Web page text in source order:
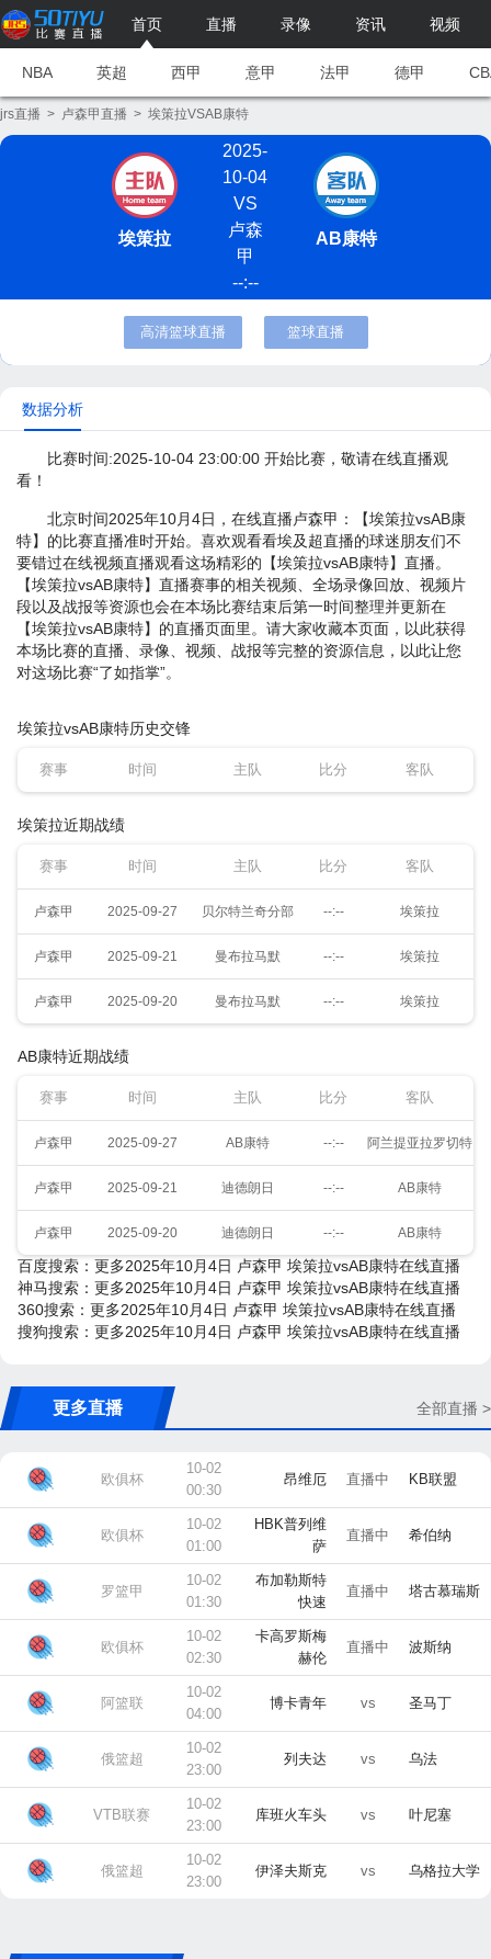
首页 直播 录像 资讯 视频
NBA 英超 西甲 意甲 法甲 德甲
jrs直播 > 卢森甲直播 > 埃策拉VSAB康特
埃策拉
2025-
10-04
VS
卢森
甲
--:--
AB康特
高清篮球直播 篮球直播
数据分析
比赛时间:2025-10-04 23:00:00 开始比赛，敬请在线直播观
看！
北京时间2025年10月4日，在线直播卢森甲：【埃策拉vsAB康
特】的比赛直播准时开始。喜欢观看看埃及超直播的球迷朋友们不
要错过在线视频直播观看这场精彩的【埃策拉vsAB康特】直播。
【埃策拉vsAB康特】直播赛事的相关视频、全场录像回放、视频片
段以及战报等资源也会在本场比赛结束后第一时间整理并更新在
【埃策拉vsAB康特】的直播页面里。请大家收藏本页面，以此获得
本场比赛的直播、录像、视频、战报等完整的资源信息，以此让您
对这场比赛“了如指掌”。
埃策拉vsAB康特历史交锋
赛事 时间 主队 比分 客队
埃策拉近期战绩
赛事 时间 主队 比分 客队
卢森甲 2025-09-27 贝尔特兰奇分部 --:-- 埃策拉
卢森甲 2025-09-21 曼布拉马默 --:-- 埃策拉
卢森甲 2025-09-20 曼布拉马默 --:-- 埃策拉
AB康特近期战绩
赛事 时间 主队 比分 客队
卢森甲 2025-09-27 AB康特 --:-- 阿兰提亚拉罗切特
卢森甲 2025-09-21 迪德朗日 --:-- AB康特
卢森甲 2025-09-20 迪德朗日 --:-- AB康特
百度搜索：更多2025年10月4日 卢森甲 埃策拉vsAB康特在线直播
神马搜索：更多2025年10月4日 卢森甲 埃策拉vsAB康特在线直播
360搜索：更多2025年10月4日 卢森甲 埃策拉vsAB康特在线直播
搜狗搜索：更多2025年10月4日 卢森甲 埃策拉vsAB康特在线直播
更多直播 全部直播 >
欧俱杯
10-02
00:30
昂维厄 直播中 KB联盟
欧俱杯
10-02
01:00
HBK普列维
萨
直播中 希伯纳
罗篮甲
10-02
01:30
布加勒斯特
快速
直播中 塔古慕瑞斯
欧俱杯
10-02
02:30
卡高罗斯梅
赫伦
直播中 波斯纳
阿篮联
10-02
04:00
博卡青年 vs 圣马丁
俄篮超
10-02
23:00
列夫达 vs 乌法
VTB联赛
10-02
23:00
库班火车头 vs 叶尼塞
俄篮超
10-02
23:00
伊泽夫斯克 vs 乌格拉大学